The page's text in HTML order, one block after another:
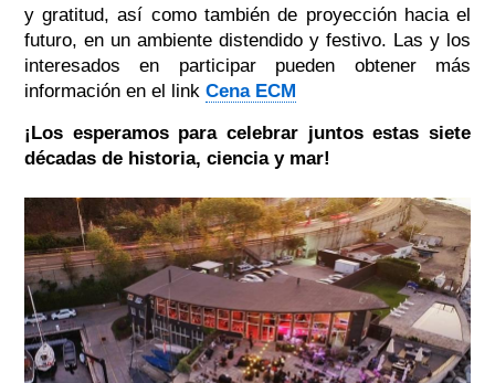
y gratitud, así como también de proyección hacia el
futuro, en un ambiente distendido y festivo. Las y los
interesados en participar pueden obtener más
información en el link Cena ECM
¡Los esperamos para celebrar juntos estas siete
décadas de historia, ciencia y mar!